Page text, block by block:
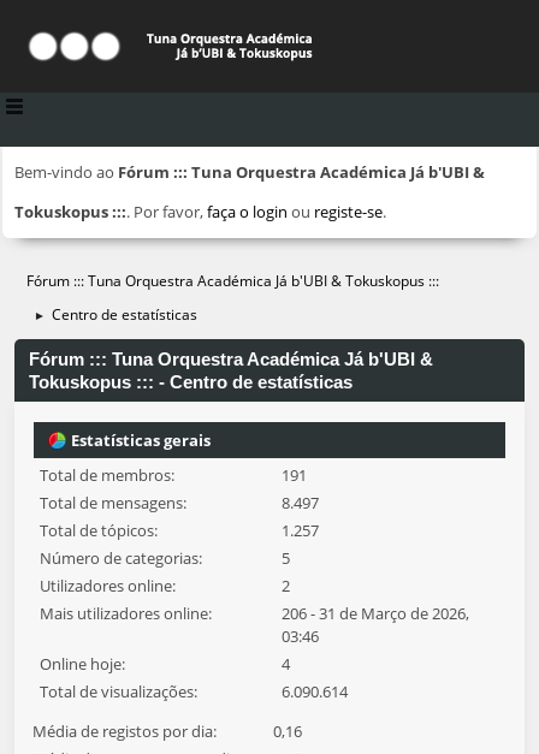
Bem-vindo ao Fórum ::: Tuna Orquestra Académica Já b'UBI &
Tokuskopus :::. Por favor,faça o login ou registe-se.
Fórum ::: Tuna Orquestra Académica Já b'UBI & Tokuskopus :::
► Centro de estatísticas
Fórum ::: Tuna Orquestra Académica Já b'UBI &
Tokuskopus ::: - Centro de estatísticas
Estatísticas gerais
Total de membros:
191
Total de mensagens:
8.497
Total de tópicos:
1.257
Número de categorias:
5
Utilizadores online:
2
Mais utilizadores online:
206 - 31 de Março de 2026,
03:46
Online hoje:
4
Total de visualizações:
6.090.614
Média de registos por dia:
0,16